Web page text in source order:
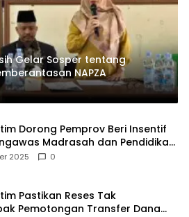
Gelar Sosper tentang
NAPZA
Dorong Pemprov Beri Insentif
Madrasah dan Pendidikan
2025 0
Pastikan Reses Tak
Pemotongan Transfer Dana